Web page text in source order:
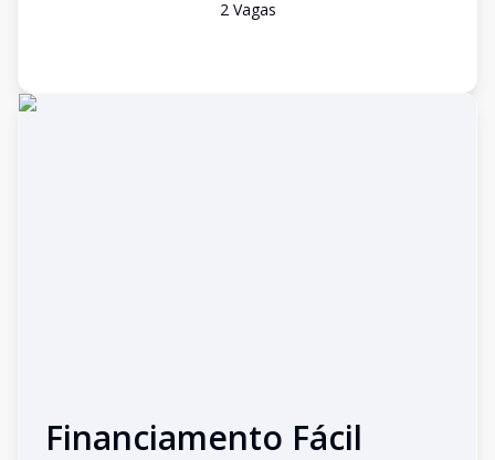
2Vagas
Financiamento Fácil